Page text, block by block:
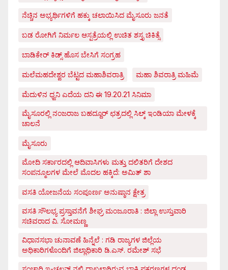
ನೆಚ್ಚಿನ ಅಭ್ಯರ್ಥಿಗಳಿಗೆ ಹಕ್ಕು ಚಲಾಯಿಸಿದ ಮೈಸೂರು ಜನತೆ
ಬಡ ರೋಗಿಗೆ ನಿರ್ಮಲ ಆಸ್ಪತ್ರೆಯಲ್ಲಿ ಉಚಿತ ಶಸ್ತೃ ಚಿಕಿತ್ಸೆ
ಬಾಡಿಕೇರ್ ಕಿಡ್ಸ್ ಹೊಸ ಬೇಸಿಗೆ ಸಂಗ್ರಹ
ಮಲೆಮಹದೇಶ್ವರ ಬೆಟ್ಟದ ಮಹಾಶಿವರಾತ್ರಿ ಮಹಾ ಶಿವರಾತ್ರಿ ಮಹಿಮೆ
ಮೆದುಳಿನ ಧ್ವನಿ ಎದೆಯ ದನಿ ಈ 19.20.21 ಸಿನಿಮಾ
ಮೈಸೂರಲ್ಲಿ ನಂಜರಾಜ ಬಹದ್ದೂರ್ ಛತ್ರದಲ್ಲಿ ಸಿಲ್ಕ್ ಇಂಡಿಯಾ ಮೇಳಕ್ಕೆ
ಚಾಲನೆ
ಮೈಸೂರು
ಮೋದಿ ಸರ್ಕಾರದಲ್ಲಿ ಆದಿವಾಸಿಗಳು ಮತ್ತು ದಲಿತರಿಗೆ ದೇಶದ
ಸಂಪನ್ಮೂಲಗಳ ಮೇಲೆ ಮೊದಲ ಹಕ್ಕಿದೆ: ಅಮಿತ್ ಶಾ
ವಸತಿ ಯೋಜನೆಯ ಸಂಪೂರ್ಣ ಅನುಷ್ಠಾನ ಕ್ಷೇತ್ರ
ವಸತಿ ಸೌಲಭ್ಯ ಪ್ರಸ್ತಾವನೆಗೆ ಶೀಘ್ರ ಮಂಜೂರಾತಿ : ಜಿಲ್ಲಾ ಉಸ್ತುವಾರಿ
ಸಚಿವರಾದ ವಿ. ಸೋಮಣ್ಣ
ವಿಧಾನಸಭಾ ಚುನಾವಣೆ ಹಿನ್ನೆಲೆ : ಗಡಿ ರಾಜ್ಯಗಳ ಜಿಲ್ಲೆಯ
ಅಧಿಕಾರಿಗಳೊಂದಿಗೆ ಜಿಲ್ಲಾಧಿಕಾರಿ ಡಿ.ಎಸ್. ರಮೇಶ್ ಸಭೆ